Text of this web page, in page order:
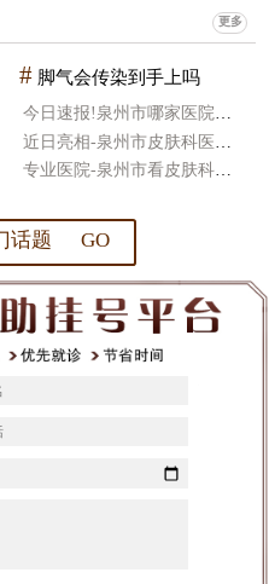
更多
# 脚气会传染到手上吗
专业医院-泉州市看皮肤科医院比较好
话题 GO